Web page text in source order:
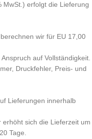
MwSt.) erfolgt die Lieferung
wir für EU 17,00
auf Vollständigkeit.
Druckfehler, Preis- und
Lieferungen innerhalb
sich die Lieferzeit um
Tage.